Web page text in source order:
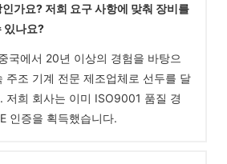
가요? 저희 요구 사항에 맞춰 장비를
있나요?
국에서 20년 이상의 경험을 바탕으
주조 기계 전문 제조업체로 선두를 달
저희 회사는 이미 ISO9001 품질 경
인증을 획득했습니다.